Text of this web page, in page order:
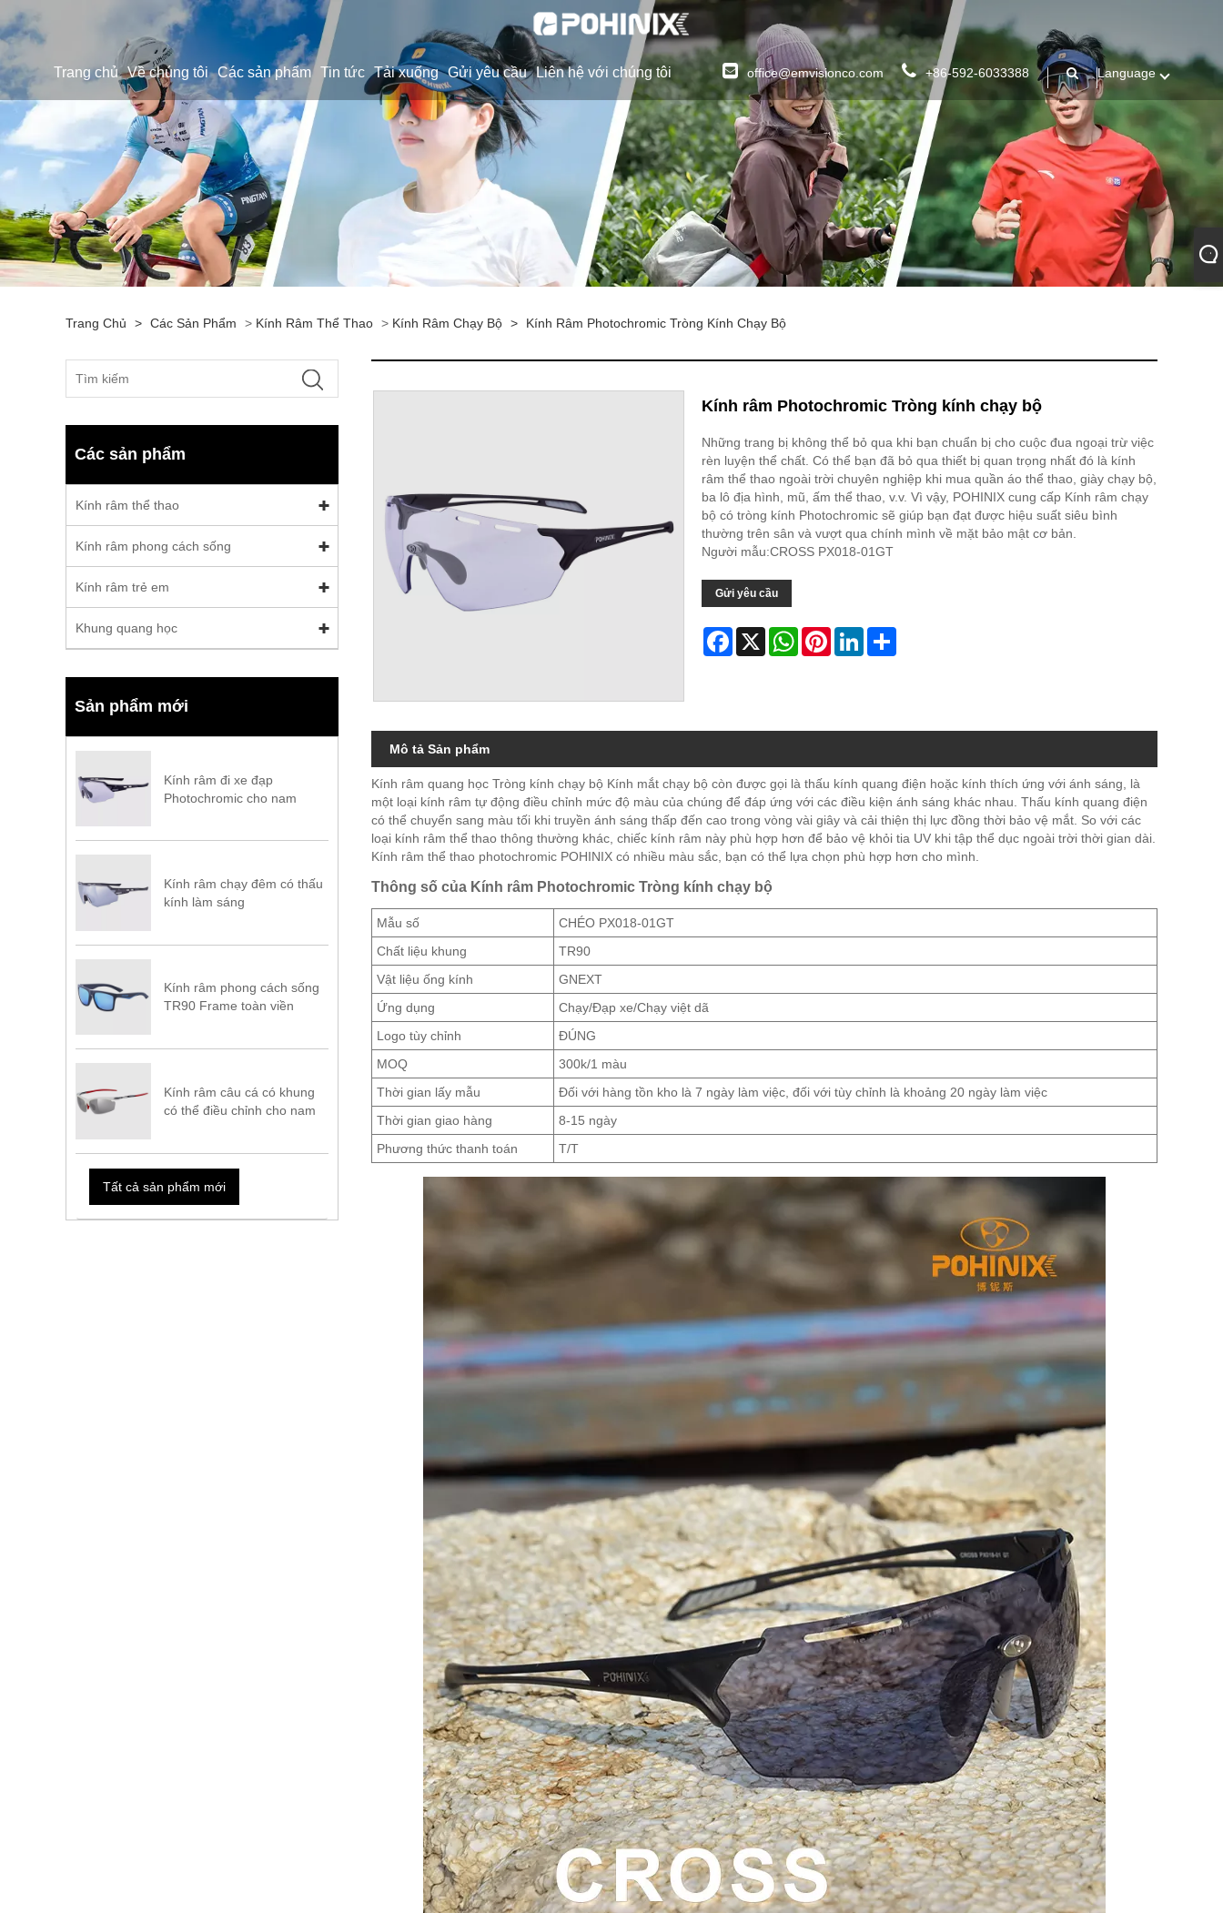
Trang chủ Về chúng tôi Các sản phẩm Tin tức Tải xuống Gửi yêu cầu Liên hệ với chúng tôi office@emvisionco.com +86-592-6033388 Language
Trang Chủ > Các Sản Phẩm > Kính Râm Thể Thao > Kính Râm Chạy Bộ > Kính Râm Photochromic Tròng Kính Chạy Bộ
Các sản phẩm
Kính râm thể thao
Kính râm phong cách sống
Kính râm trẻ em
Khung quang học
Sản phẩm mới
Kính râm đi xe đạp
Photochromic cho nam
Kính râm chạy đêm có thấu
kính làm sáng
Kính râm phong cách sống
TR90 Frame toàn viền
Kính râm câu cá có khung
có thể điều chỉnh cho nam
Tất cả sản phẩm mới
Kính râm Photochromic Tròng kính chạy bộ
Những trang bị không thể bỏ qua khi bạn chuẩn bị cho cuộc đua ngoại trừ việc
rèn luyện thể chất. Có thể bạn đã bỏ qua thiết bị quan trọng nhất đó là kính
râm thể thao ngoài trời chuyên nghiệp khi mua quần áo thể thao, giày chạy bộ,
ba lô địa hình, mũ, ấm thể thao, v.v. Vì vậy, POHINIX cung cấp Kính râm chạy
bộ có tròng kính Photochromic sẽ giúp bạn đạt được hiệu suất siêu bình
thường trên sân và vượt qua chính mình về mặt bảo mật cơ bản.
Người mẫu:CROSS PX018-01GT
Gửi yêu cầu
Facebook
X WhatsAppPinterestLinkedInShare
Mô tả Sản phẩm
Kính râm quang học Tròng kính chạy bộ Kính mắt chạy bộ còn được gọi là thấu kính quang điện hoặc kính thích ứng với ánh sáng, là
một loại kính râm tự động điều chỉnh mức độ màu của chúng để đáp ứng với các điều kiện ánh sáng khác nhau. Thấu kính quang điện
có thể chuyển sang màu tối khi truyền ánh sáng thấp đến cao trong vòng vài giây và cải thiện thị lực đồng thời bảo vệ mắt. So với các
loại kính râm thể thao thông thường khác, chiếc kính râm này phù hợp hơn để bảo vệ khỏi tia UV khi tập thể dục ngoài trời thời gian dài.
Kính râm thể thao photochromic POHINIX có nhiều màu sắc, bạn có thể lựa chọn phù hợp hơn cho mình.
Thông số của Kính râm Photochromic Tròng kính chạy bộ
Mẫu số
CHÉO PX018-01GT
Chất liệu khung
TR90
Vật liệu ống kính
GNEXT
Ứng dụng
Chạy/Đạp xe/Chạy việt dã
Logo tùy chỉnh
ĐÚNG
MOQ
300k/1 màu
Thời gian lấy mẫu
Đối với hàng tồn kho là 7 ngày làm việc, đối với tùy chỉnh là khoảng 20 ngày làm việc
Thời gian giao hàng
8-15 ngày
Phương thức thanh toán
T/T